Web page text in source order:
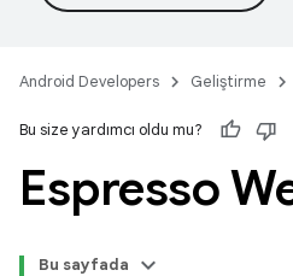
Android Developers Geliştirme
Bu size yardımcı oldu mu?
Espresso
Bu sayfada